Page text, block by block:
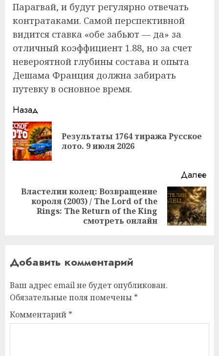
Парагвай, и будут регулярно отвечать
контратаками. Самой перспективной
видится ставка «обе забьют — да» за
отличный коэффициент 1.88, но за счет
невероятной глубины состава и опыта
Дешама Франция должна забирать
путевку в основное время.
Продолжить
чтение
Назад
Результаты 1764 тиража Русское
лото. 9 июля 2026
Далее
Следующая
запись:
Властелин колец: Возвращение
короля (2003) / The Lord of the
Rings: The Return of the King
смотреть онлайн
Добавить комментарий
Ваш адрес email не будет опубликован.
Обязательные поля помечены *
Комментарий *